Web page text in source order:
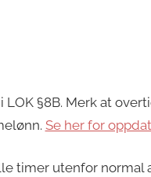
LOK §8B. Merk at
Se her for
timer utenfor normal